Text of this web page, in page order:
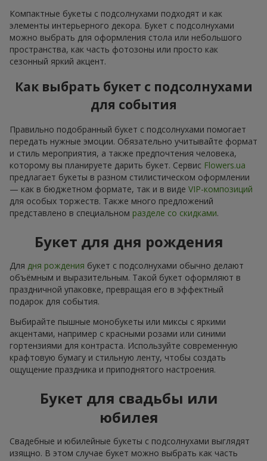
Компактные букеты с подсолнухами подходят и как
элементы интерьерного декора. Букет с подсолнухами
можно выбрать для оформления стола или небольшого
пространства, как часть фотозоны или просто как
сезонный яркий акцент.
Как выбрать букет с подсолнухами
для события
Правильно подобранный букет с подсолнухами помогает
передать нужные эмоции. Обязательно учитывайте формат
и стиль мероприятия, а также предпочтения человека,
которому вы планируете дарить букет. Сервис Flowers.ua
предлагает букеты в разном стилистическом оформлении
— как в бюджетном формате, так и в виде VIP-композиций
для особых торжеств. Также много предложений
представлено в специальном разделе со скидками.
Букет для дня рождения
Для дня рождения букет с подсолнухами обычно делают
объёмным и выразительным. Такой букет оформляют в
праздничной упаковке, превращая его в эффектный
подарок для события.
Выбирайте пышные монобукеты или миксы с яркими
акцентами, например с красными розами или синими
гортензиями для контраста. Используйте современную
крафтовую бумагу и стильную ленту, чтобы создать
ощущение праздника и приподнятого настроения.
Букет для свадьбы или
юбилея
Свадебные и юбилейные букеты с подсолнухами выглядят
изящно. В этом случае букет можно выбрать как часть